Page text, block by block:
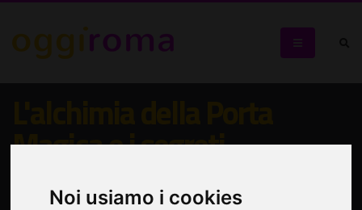
Noi usiamo i cookies
Magica e i segreti
dell'Esquilino